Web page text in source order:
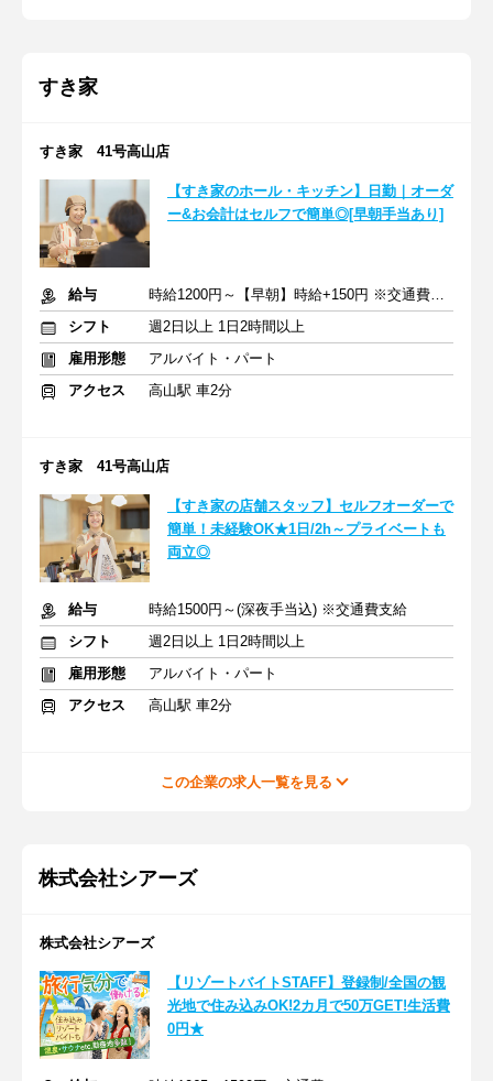
すき家
すき家 41号高山店
【すき家のホール・キッチン】日勤｜オーダ
ー&お会計はセルフで簡単◎[早朝手当あり]
給与
時給1200円～【早朝】時給+150円 ※交通費支給
シフト
週2日以上 1日2時間以上
雇用形態
アルバイト・パート
アクセス
高山駅 車2分
すき家 41号高山店
【すき家の店舗スタッフ】セルフオーダーで
簡単！未経験OK★1日/2h～プライベートも
両立◎
給与
時給1500円～(深夜手当込) ※交通費支給
シフト
週2日以上 1日2時間以上
雇用形態
アルバイト・パート
アクセス
高山駅 車2分
この企業の求人一覧を見る
株式会社シアーズ
株式会社シアーズ
【リゾートバイトSTAFF】登録制/全国の観
光地で住み込みOK!2カ月で50万GET!生活費
0円★